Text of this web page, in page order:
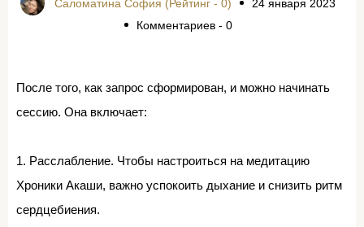
Саломатина София (Рейтинг - 0)
24 января 2023
Комментариев - 0
После того, как запрос сформирован, и можно начинать
сессию. Она включает:
1. Расслабление. Чтобы настроиться на медитацию
Хроники Акаши, важно успокоить дыхание и снизить ритм
сердцебиения.